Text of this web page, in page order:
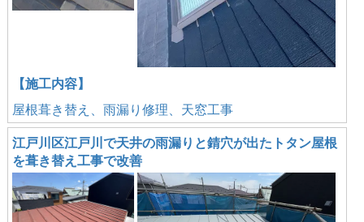
【施工内容】
屋根葺き替え、雨漏り修理、天窓工事
江戸川区江戸川で天井の雨漏りと錆穴が出たトタン屋根
を葺き替え工事で改善